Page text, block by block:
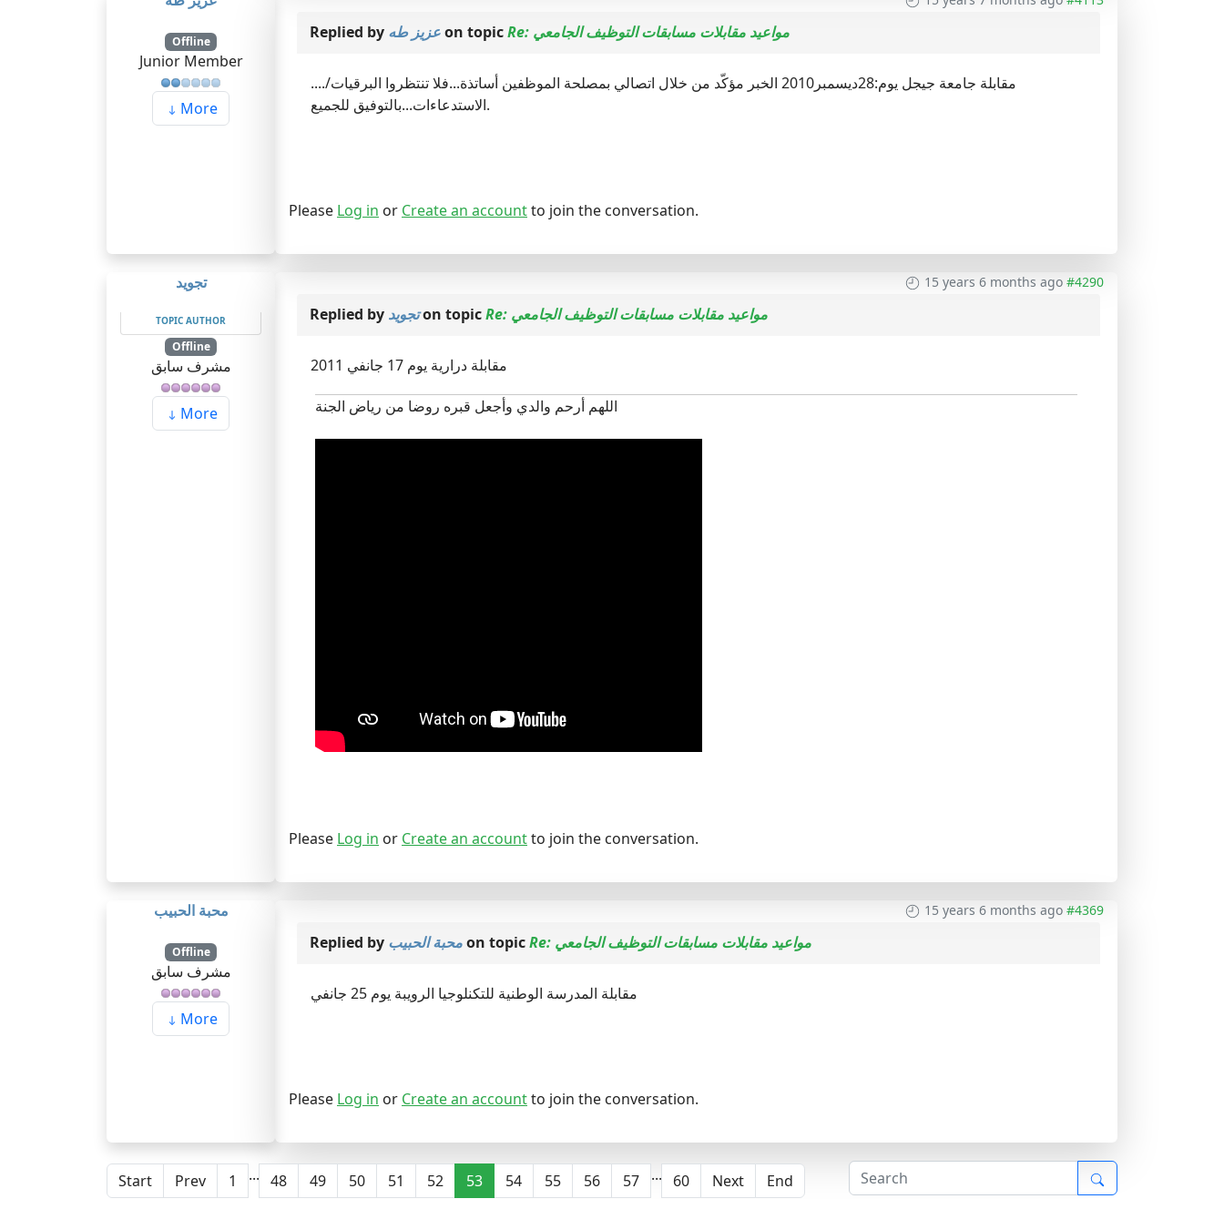
Offline
Junior Member
More
Replied by عزيز طهon topic Re: مواعيد مقابلات مسابقات التوظيف الجامعي
....مقابلة جامعة جيجل يوم:28ديسمبر2010 الخبر مؤكّد من خلال اتصالي بمصلحة الموظفين أساتذة...فلا تنتظروا البرقيات/
الاستدعاءات...بالتوفيق للجميع.
Please Log in or Create an accountto join the conversation.
تجويد
TOPIC AUTHOR
Offline
مشرف سابق
More
15 years 6 months ago #4290
Replied by تجويدon topic Re: مواعيد مقابلات مسابقات التوظيف الجامعي
مقابلة درارية يوم 17 جانفي 2011
اللهم أرحم والدي وأجعل قبره روضا من رياض الجنة
Please Log in or Create an accountto join the conversation.
محبة الحبيب
Offline
مشرف سابق
More
15 years 6 months ago #4369
Replied by محبة الحبيبon topic Re: مواعيد مقابلات مسابقات التوظيف الجامعي
مقابلة المدرسة الوطنية للتكنلوجيا الرويبة يوم 25 جانفي
Please Log in or Create an accountto join the conversation.
Start Prev 1 ... 48 49 50 51 52 53 54 55 56 57 ... 60 Next End